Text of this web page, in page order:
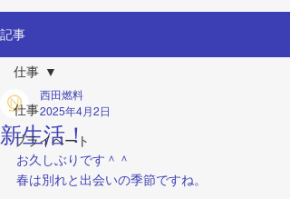
記事
仕事
プライベート
仕事
新生活！
西田燃料
2025年4月2日
お久しぶりです＾＾
春は別れと出会いの季節ですね。